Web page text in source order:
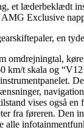
læderbeklædt
Exclusive
en
km/t skala og
vises også
fra føreren.